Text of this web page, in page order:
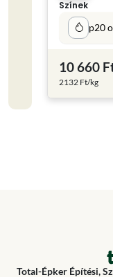
Színek
p20
10 660
2132 Ft/kg
Total-Épker Építési,